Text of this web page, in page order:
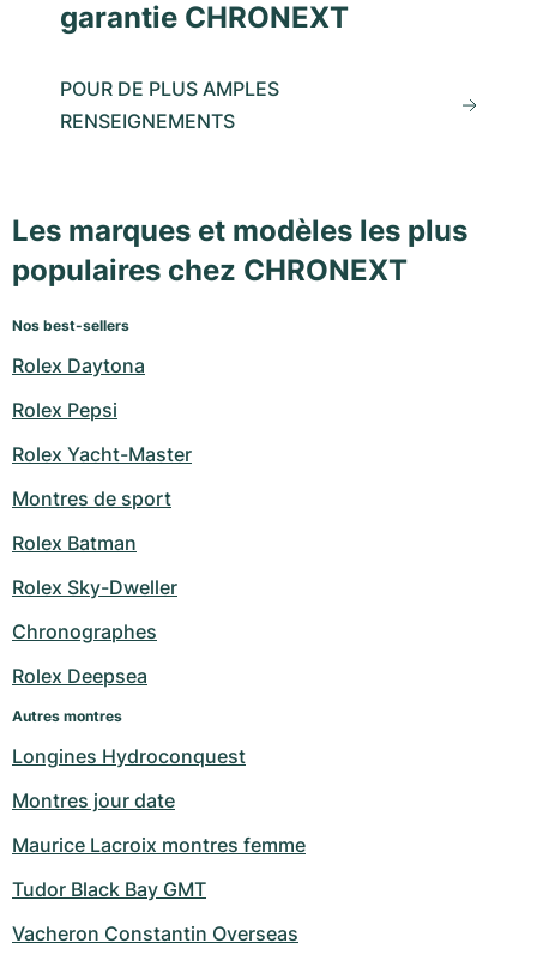
garantie CHRONEXT
POUR DE PLUS AMPLES
RENSEIGNEMENTS
Les marques et modèles les plus
populaires chez CHRONEXT
Nos best-sellers
Rolex Daytona
Rolex Pepsi
Rolex Yacht-Master
Montres de sport
Rolex Batman
Rolex Sky-Dweller
Chronographes
Rolex Deepsea
Autres montres
Longines Hydroconquest
Montres jour date
Maurice Lacroix montres femme
Tudor Black Bay GMT
Vacheron Constantin Overseas